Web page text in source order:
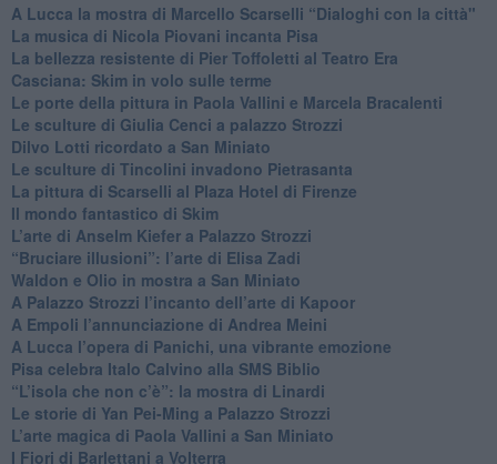
A Lucca la mostra di Marcello Scarselli “Dialoghi con la città"
​La musica di Nicola Piovani incanta Pisa
​La bellezza resistente di Pier Toffoletti al Teatro Era
​Casciana: Skim in volo sulle terme
​Le porte della pittura in Paola Vallini e Marcela Bracalenti
​Le sculture di Giulia Cenci a palazzo Strozzi
​Dilvo Lotti ricordato a San Miniato
​Le sculture di Tincolini invadono Pietrasanta
La pittura di Scarselli al Plaza Hotel di Firenze
​Il mondo fantastico di Skim
​L’arte di Anselm Kiefer a Palazzo Strozzi
​“Bruciare illusioni”: l’arte di Elisa Zadi
​Waldon e Olio in mostra a San Miniato
​A Palazzo Strozzi l’incanto dell’arte di Kapoor
​A Empoli l’annunciazione di Andrea Meini
A Lucca l’opera di Panichi, una vibrante emozione
Pisa celebra Italo Calvino alla SMS Biblio
“L’isola che non c’è”: la mostra di Linardi
​Le storie di Yan Pei-Ming a Palazzo Strozzi
​L’arte magica di Paola Vallini a San Miniato
​I Fiori di Barlettani a Volterra